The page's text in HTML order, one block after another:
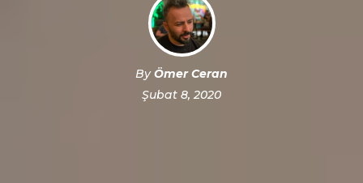
ByÖmer Ceran
Şubat 8, 2020